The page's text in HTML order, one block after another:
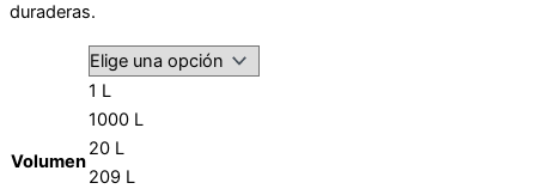
duraderas.
Volumen
1 L
1000 L
20 L
209 L